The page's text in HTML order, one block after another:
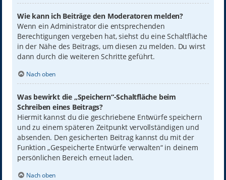
Wie kann ich Beiträge den Moderatoren melden?
Wenn ein Administrator die entsprechenden
Berechtigungen vergeben hat, siehst du eine Schaltfläche
in der Nähe des Beitrags, um diesen zu melden. Du wirst
dann durch die weiteren Schritte geführt.
Nach oben
Was bewirkt die „Speichern“-Schaltfläche beim
Schreiben eines Beitrags?
Hiermit kannst du die geschriebene Entwürfe speichern
und zu einem späteren Zeitpunkt vervollständigen und
absenden. Den gesicherten Beitrag kannst du mit der
Funktion „Gespeicherte Entwürfe verwalten“ in deinem
persönlichen Bereich erneut laden.
Nach oben